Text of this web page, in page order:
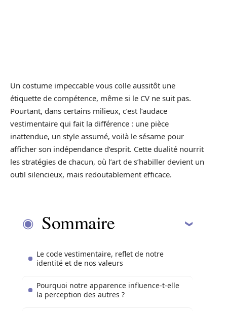
Un costume impeccable vous colle aussitôt une
étiquette de compétence, même si le CV ne suit pas.
Pourtant, dans certains milieux, c’est l’audace
vestimentaire qui fait la différence : une pièce
inattendue, un style assumé, voilà le sésame pour
afficher son indépendance d’esprit. Cette dualité nourrit
les stratégies de chacun, où l’art de s’habiller devient un
outil silencieux, mais redoutablement efficace.
Sommaire
Le code vestimentaire, reflet de notre
identité et de nos valeurs
Pourquoi notre apparence influence-t-elle
la perception des autres ?